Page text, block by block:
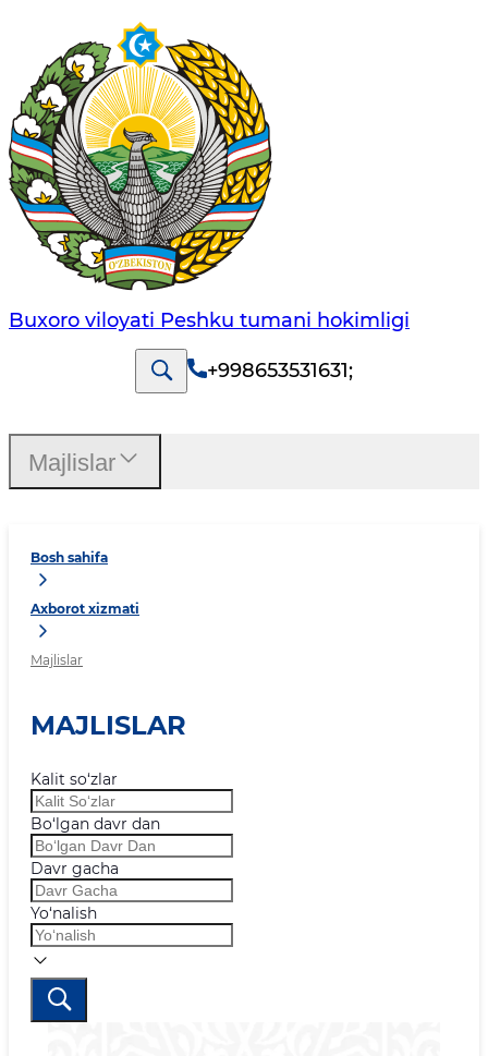
Buxoro viloyati Peshku tumani hokimligi
+998653531631;
Bosh sahifa
Axborot xizmati
Majlislar
MAJLISLAR
Kalit so‘zlar
Bo‘lgan davr dan
Davr gacha
Yo‘nalish
Majlislar